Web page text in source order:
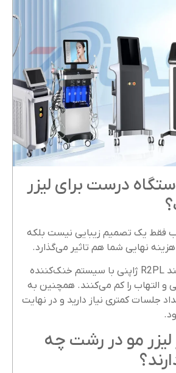
درست برای لیزر
فقط یک تصمیم زیبایی نیست بلکه
نهایی شما هم تاثیر می‌گذارد.
دستگاه‌های جدید مانند R2PL ژاپنی با سیستم خنک‌کننده
و التهاب را کم می‌کنند. همچنین به
جلسات کمتری نیاز دارید و در نهایت
لیزر مو در رشت چه